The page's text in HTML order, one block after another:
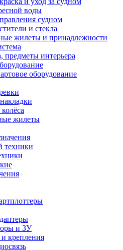
воды
судном
и стекла
жилеты и принадлежности
предметы интерьера
оборудование
жилеты
техники
и ЗУ
крепления